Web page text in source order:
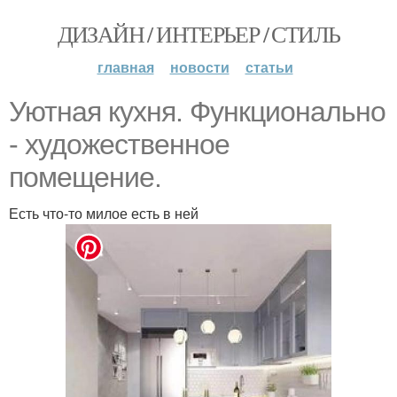
ДИЗАЙН / ИНТЕРЬЕР / СТИЛЬ
главная новости статьи
Уютная кухня. Функционально
- художественное
помещение.
Есть что-то милое есть в ней